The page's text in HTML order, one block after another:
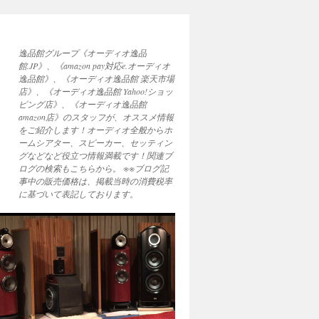
逸品館グループ《オーディオ逸品
館.JP》、《amazon pay対応e.オーディオ
逸品館》、《オーディオ逸品館 楽天市場
店》、《オーディオ逸品館 Yahoo!ショッ
ピング店》、《オーディオ逸品館
amazon店》のスタッフが、オススメ情報
をご紹介します！オーディオ全般からホ
ームシアター、スピーカー、セッティン
グなどなど役立つ情報満載です！関連ブ
ログの検索もこちらから。 ※※ブログ記
事中の販売価格は、掲載当時の消費税率
に基づいて表記しております。